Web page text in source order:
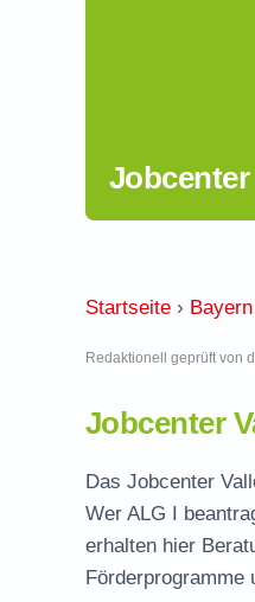
Jobcenter
Startseite › Bayern
Redaktionell geprüft von
Jobcenter
Das Jobcenter
Wer ALG I
erhalten hier
Förderprogramme